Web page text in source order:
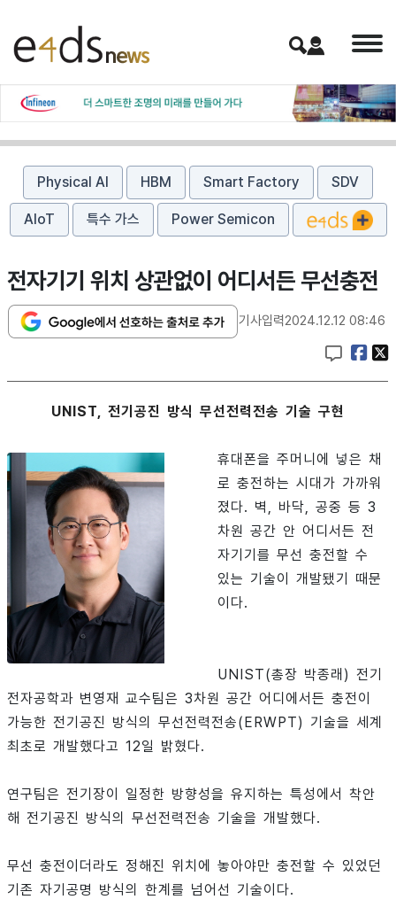
Physical AI HBM Smart Factory SDV
AIoT 특수 가스 Power Semicon
전자기기 위치 상관없이 어디서든 무선충전
기사입력2024.12.12 08:46
UNIST, 전기공진 방식 무선전력전송 기술 구현
휴대폰을 주머니에 넣은 채
로 충전하는 시대가 가까워
졌다. 벽, 바닥, 공중 등 3
차원 공간 안 어디서든 전
자기기를 무선 충전할 수
있는 기술이 개발됐기 때문
이다.
UNIST(총장 박종래) 전기
전자공학과 변영재 교수팀은 3차원 공간 어디에서든 충전이
가능한 전기공진 방식의 무선전력전송(ERWPT) 기술을 세계
최초로 개발했다고 12일 밝혔다.
연구팀은 전기장이 일정한 방향성을 유지하는 특성에서 착안
해 전기공진 방식의 무선전력전송 기술을 개발했다.
무선 충전이더라도 정해진 위치에 놓아야만 충전할 수 있었던
기존 자기공명 방식의 한계를 넘어선 기술이다.